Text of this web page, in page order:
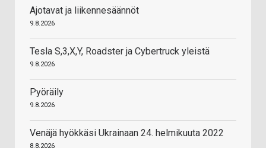
Ajotavat ja liikennesäännöt
9.8.2026
Tesla S,3,X,Y, Roadster ja Cybertruck yleistä
9.8.2026
Pyöräily
9.8.2026
Venäjä hyökkäsi Ukrainaan 24. helmikuuta 2022
8.8.2026